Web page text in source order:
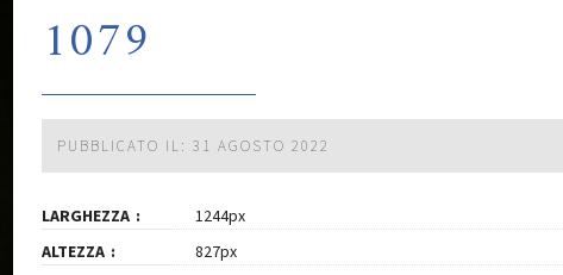
1079
PUBBLICATO IL: 31 AGOSTO 2022
LARGHEZZA
1244px
ALTEZZA
827px